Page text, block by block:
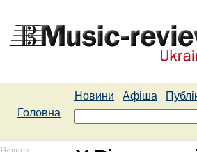
Новини Афіша
Головна